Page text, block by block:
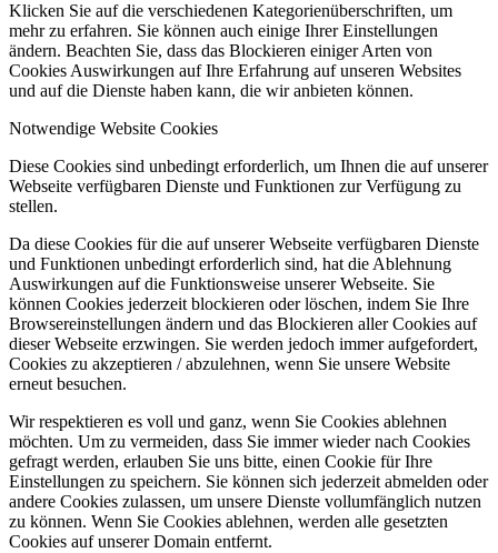
Klicken Sie auf die verschiedenen Kategorienüberschriften, um
mehr zu erfahren. Sie können auch einige Ihrer Einstellungen
ändern. Beachten Sie, dass das Blockieren einiger Arten von
Cookies Auswirkungen auf Ihre Erfahrung auf unseren Websites
und auf die Dienste haben kann, die wir anbieten können.
Notwendige Website Cookies
Diese Cookies sind unbedingt erforderlich, um Ihnen die auf unserer
Webseite verfügbaren Dienste und Funktionen zur Verfügung zu
stellen.
Da diese Cookies für die auf unserer Webseite verfügbaren Dienste
und Funktionen unbedingt erforderlich sind, hat die Ablehnung
Auswirkungen auf die Funktionsweise unserer Webseite. Sie
können Cookies jederzeit blockieren oder löschen, indem Sie Ihre
Browsereinstellungen ändern und das Blockieren aller Cookies auf
dieser Webseite erzwingen. Sie werden jedoch immer aufgefordert,
Cookies zu akzeptieren / abzulehnen, wenn Sie unsere Website
erneut besuchen.
Wir respektieren es voll und ganz, wenn Sie Cookies ablehnen
möchten. Um zu vermeiden, dass Sie immer wieder nach Cookies
gefragt werden, erlauben Sie uns bitte, einen Cookie für Ihre
Einstellungen zu speichern. Sie können sich jederzeit abmelden oder
andere Cookies zulassen, um unsere Dienste vollumfänglich nutzen
zu können. Wenn Sie Cookies ablehnen, werden alle gesetzten
Cookies auf unserer Domain entfernt.